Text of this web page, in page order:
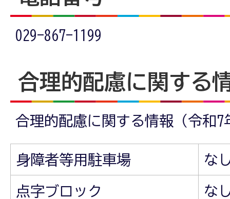
029-867-1199
合理的配慮に関する
合理的配慮に関する情報（令和
身障者等用駐車場 な
点字ブロック な